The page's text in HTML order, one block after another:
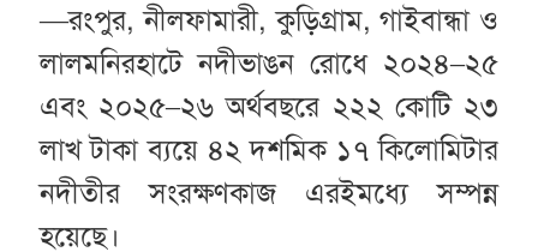
—রংপুর, নীলফামারী, কুড়িগ্রাম, গাইবান্ধা ও
লালমনিরহাটে নদীভাঙন রোধে ২০২৪–২৫
এবং ২০২৫–২৬ অর্থবছরে ২২২ কোটি ২৩
লাখ টাকা ব্যয়ে ৪২ দশমিক ১৭ কিলোমিটার
নদীতীর সংরক্ষণকাজ এরইমধ্যে সম্পন্ন
হয়েছে।